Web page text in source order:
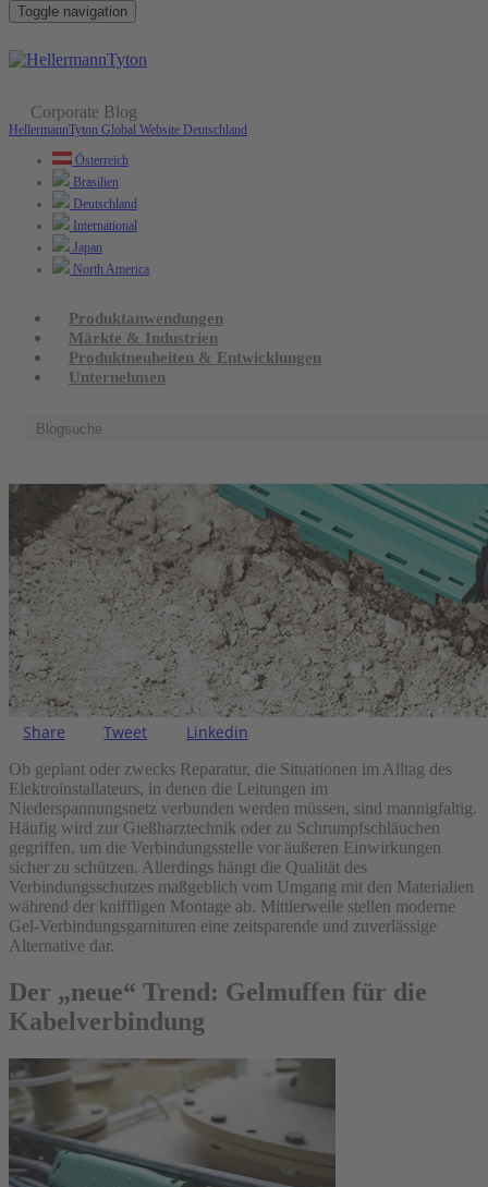
Toggle navigation
Corporate Blog
HellermannTyton Global Website Deutschland
Österreich
Brasilien
Deutschland
International
Japan
North America
Produktanwendungen
Märkte & Industrien
Produktneuheiten & Entwicklungen
Unternehmen
Februar 16. 2017 /
Gel-Verbindungsmuffen: Einfach, stabil
und sicher in der Elektroinstallation
Share Tweet Linkedin
Ob geplant oder zwecks Reparatur, die Situationen im Alltag des
Elektroinstallateurs, in denen die Leitungen im
Niederspannungsnetz verbunden werden müssen, sind mannigfaltig.
Häufig wird zur Gießharztechnik oder zu Schrumpfschläuchen
gegriffen, um die Verbindungsstelle vor äußeren Einwirkungen
sicher zu schützen. Allerdings hängt die Qualität des
Verbindungsschutzes maßgeblich vom Umgang mit den Materialien
während der kniffligen Montage ab. Mittlerweile stellen moderne
Gel-Verbindungsgarnituren eine zeitsparende und zuverlässige
Alternative dar.
Der „neue“ Trend: Gelmuffen für die
Kabelverbindung